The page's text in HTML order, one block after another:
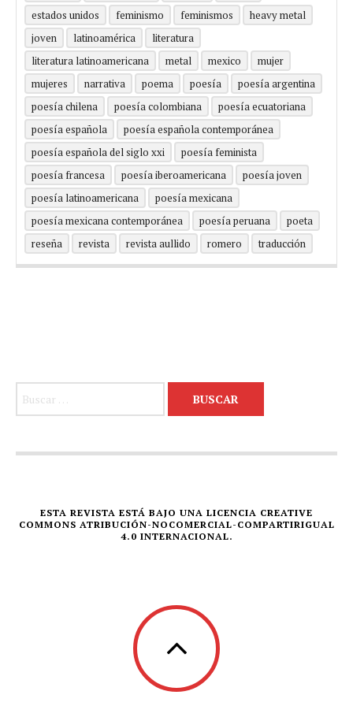
estados unidos
feminismo feminismos
heavy metal
joven
latinoamérica
literatura
literatura latinoamericana
metal mexico
mujer
mujeres
narrativa poema poesía
poesía argentina
poesía chilena
poesía colombiana
poesía ecuatoriana
poesía española
poesía española contemporánea
poesía española del siglo xxi
poesía feminista
poesía francesa
poesía iberoamericana
poesía joven
poesía latinoamericana
poesía mexicana
poesía mexicana contemporánea
poesía peruana
poeta
reseña
revista revista aullido romero traducción
ESTA REVISTA ESTÁ BAJO UNA LICENCIA CREATIVE
COMMONS ATRIBUCIÓN-NOCOMERCIAL-COMPARTIRIGUAL
4.0 INTERNACIONAL.